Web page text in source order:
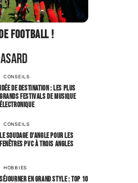
de football !
CONSEILS
Idée de destination : les plus
grands festivals de musique
électronique
CONSEILS
Le soudage d’angle pour les
fenêtres PVC à trois angles
HOBBIES
Séjourner en grand style : top 10